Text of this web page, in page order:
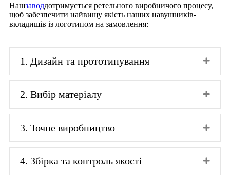
Нашзаводдотримується ретельного виробничого процесу,
щоб забезпечити найвищу якість наших навушників-
вкладишів із логотипом на замовлення:
1. Дизайн та прототипування
2. Вибір матеріалу
3. Точне виробництво
4. Збірка та контроль якості